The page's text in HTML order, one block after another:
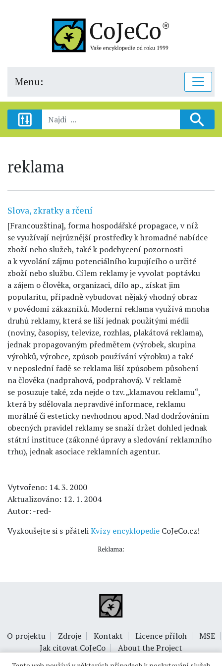
Menu:
reklama
Slova, zkratky a rčení
[Francouzština], forma hospodářské propagace, v níž
se využívají nejrůznější prostředky k hromadné nabídce
zboží nebo služeb, také k podchycení pozornosti
a k vyvolání zájmu potenciálního kupujícího o určité
zboží nebo službu. Cílem reklamy je vyvolat poptávku
a zájem o člověka, organizaci, dílo ap., získat jim
popularitu, případně vybudovat nějaký vhodný obraz
v povědomí zákazníků. Moderní reklama využívá mnoha
druhů reklamy, která se liší jednak použitými médii
(noviny, časopisy, televize, rozhlas, plakátová reklama),
jednak propagovaným předmětem (výrobek, skupina
výrobků, výrobce, způsob používání výrobku) a také
v neposlední řadě se reklama liší způsobem působení
na člověka (nadprahová, podprahová). V reklamě
se posuzuje také, zda nejde o tzv. „klamavou reklamu“,
která by sdělovala nepravdivé informace, reklamu
morálně či esteticky nevhodnou apod. Nad dodržováním
obecných pravidel reklamy se snaží držet dohled jednak
státní instituce (zákonné úpravy a sledování reklamního
trhu), jednak asociace reklamních agentur.
Vytvořeno: 14. 3. 2000
Aktualizováno: 12. 1. 2004
Autor: -red-
Vyzkoušejte si s přáteliKvízy encyklopedie CoJeCo.cz!
Reklama:
O projektu Zdroje Kontakt Licence příloh
MSE
Jak citovat CoJeCo
About the Project